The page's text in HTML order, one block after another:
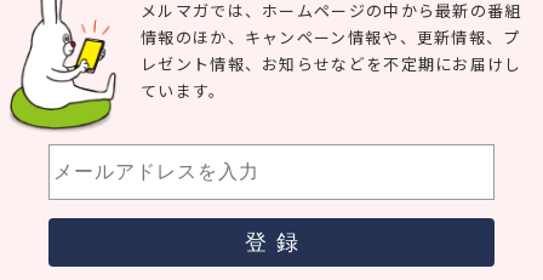
メルマガでは、ホームページの中から最新の番組
情報のほか、キャンペーン情報や、更新情報、プ
レゼント情報、お知らせなどを不定期にお届けし
ています。